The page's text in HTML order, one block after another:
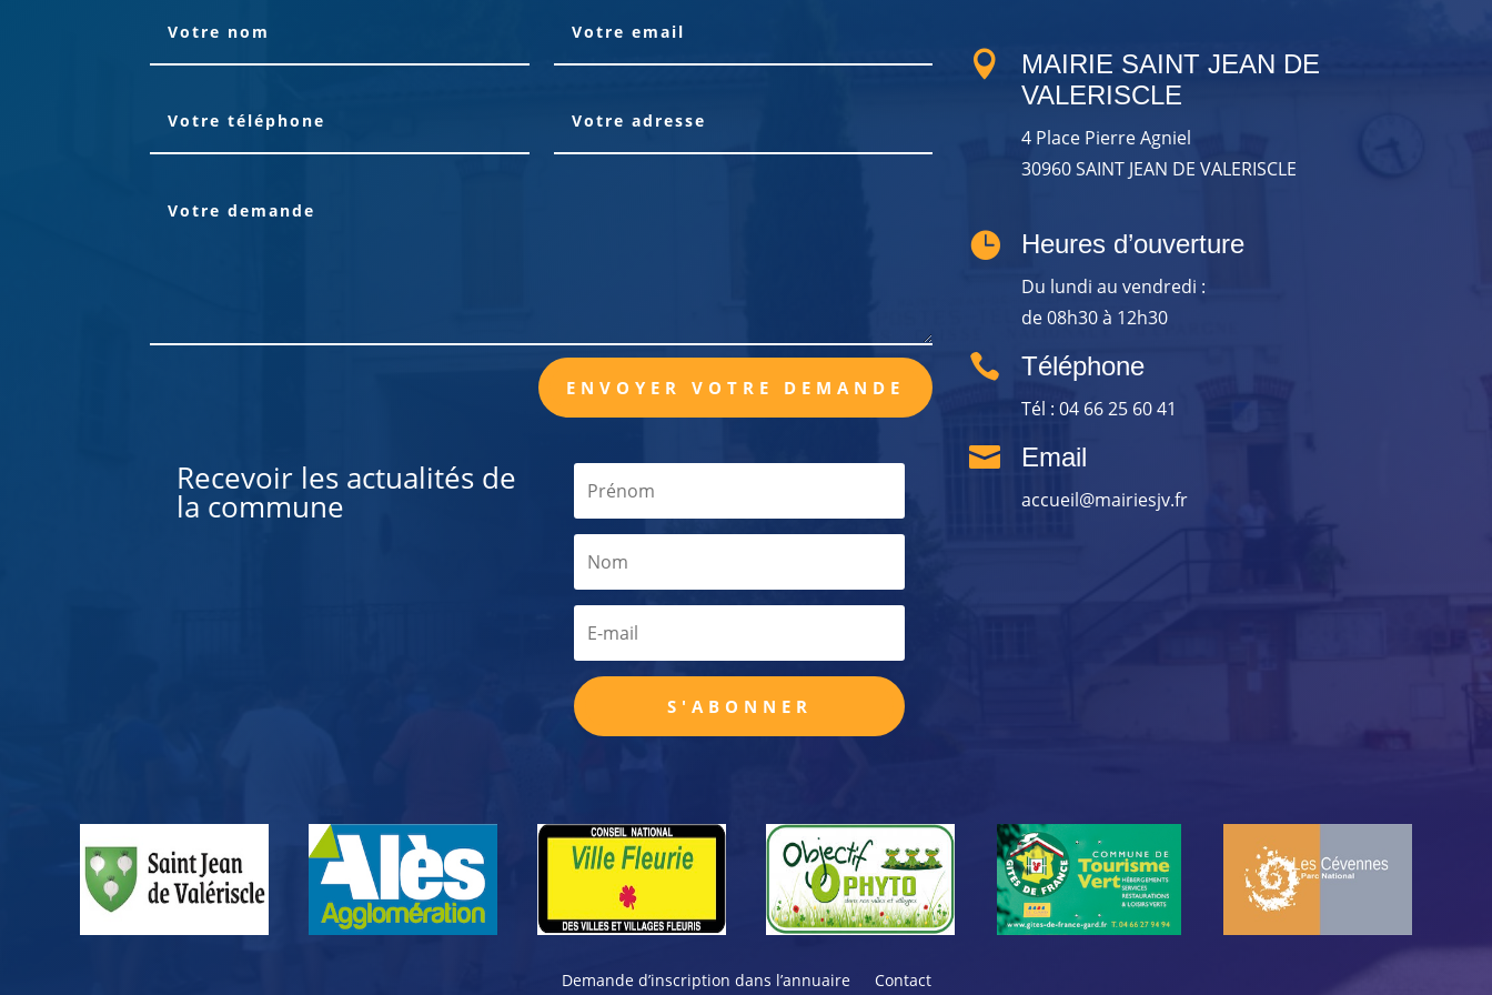
ENVOYER VOTRE DEMANDE
Recevoir les actualités de
la commune
S'ABONNER

MAIRIE SAINT JEAN DE
VALERISCLE
4 Place Pierre Agniel
30960 SAINT JEAN DE VALERISCLE
 Heures d’ouverture
Du lundi au vendredi :
de 08h30 à 12h30
 Téléphone
Tél : 04 66 25 60 41
 Email
accueil@mairiesjv.fr
Demande d’inscription dans l’annuaire Contact